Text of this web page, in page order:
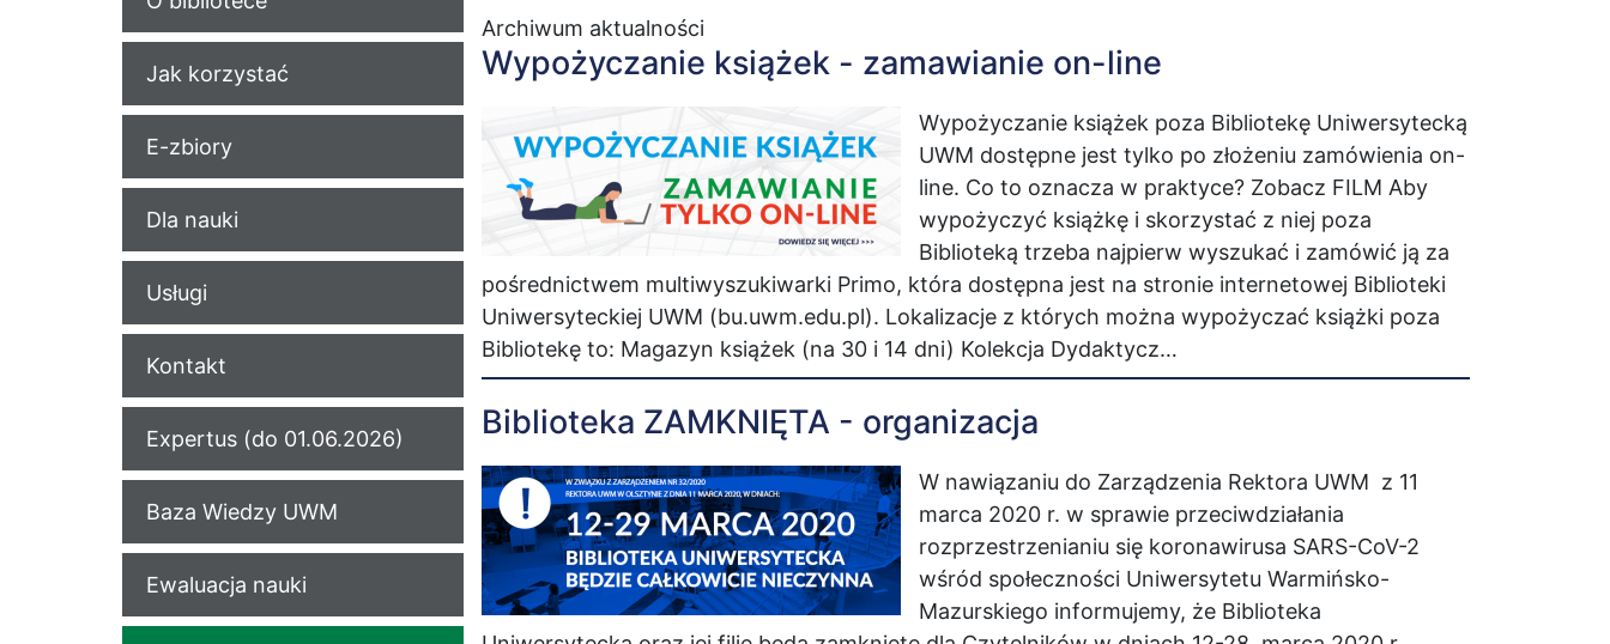
Jak korzystać
E-zbiory
Dla nauki
Usługi
Kontakt
Expertus (do 01.06.2026)
Baza Wiedzy UWM
Ewaluacja nauki
Archiwum aktualności
Wypożyczanie książek - zamawianie on-line
Wypożyczanie książek poza Bibliotekę Uniwersytecką
UWM dostępne jest tylko po złożeniu zamówienia on-
line. Co to oznacza w praktyce? Zobacz FILM Aby
wypożyczyć książkę i skorzystać z niej poza
Biblioteką trzeba najpierw wyszukać i zamówić ją za
pośrednictwem multiwyszukiwarki Primo, która dostępna jest na stronie internetowej Biblioteki
Uniwersyteckiej UWM (bu.uwm.edu.pl). Lokalizacje z których można wypożyczać książki poza
Bibliotekę to: Magazyn książek (na 30 i 14 dni) Kolekcja Dydaktycz…
Biblioteka ZAMKNIĘTA - organizacja
W nawiązaniu do Zarządzenia Rektora UWM z 11
marca 2020 r. w sprawie przeciwdziałania
rozprzestrzenianiu się koronawirusa SARS-CoV-2
wśród społeczności Uniwersytetu Warmińsko-
Mazurskiego informujemy, że Biblioteka